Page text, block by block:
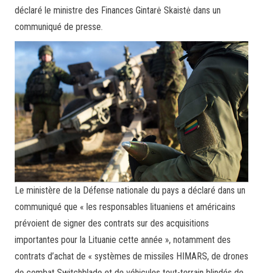
déclaré le ministre des Finances Gintarė Skaistė dans un
communiqué de presse.
Le ministère de la Défense nationale du pays a déclaré dans un
communiqué que « les responsables lituaniens et américains
prévoient de signer des contrats sur des acquisitions
importantes pour la Lituanie cette année », notamment des
contrats d’achat de « systèmes de missiles HIMARS, de drones